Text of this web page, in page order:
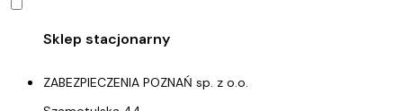
ZABEZPIECZENIA POZNAŃ sp. z o.o.